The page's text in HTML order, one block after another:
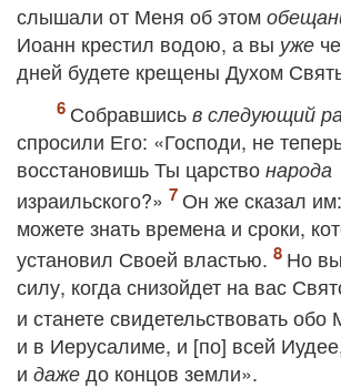
слышали от Меня об этом
Иоанн крестил водою, а вы уже
дней будете крещены Духом
Собравшись в следующий
спросили Его: «Господи, не
восстановишь Ты царство народа
израильского?»
Он же сказал
можете знать времена и сроки,
установил Своей властью.
Но
силу, когда снизойдет на вас
и станете свидетельствовать обо
и в Иерусалиме, и [по] всей
и даже до концов земли».